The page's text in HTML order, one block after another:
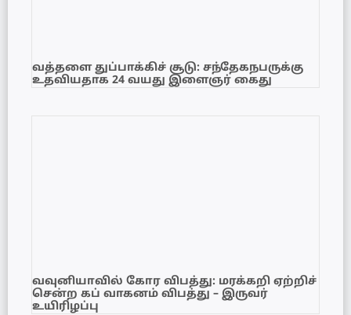
வத்தளை துப்பாக்கிச் சூடு: சந்தேகநபருக்கு
உதவியதாக 24 வயது இளைஞர் கைது
வவுனியாவில் கோர விபத்து: மரக்கறி ஏற்றிச்
சென்ற கப் வாகனம் விபத்து – இருவர்
உயிரிழப்பு